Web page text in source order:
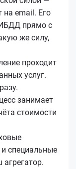
на email. Его
прямо с
же силу,
проходит
услуг.
занимает
стоимости
специальные